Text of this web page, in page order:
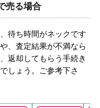
売る場合
待ち時間がネックです
、査定結果が不満なら
返却してもらう手続き
しょう。ご参考下さ